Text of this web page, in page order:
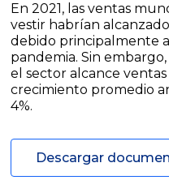
En 2021, las ventas
vestir habrían
debido principalmente
pandemia. Sin
el sector alcance
crecimiento promedio
4%.
Descargar